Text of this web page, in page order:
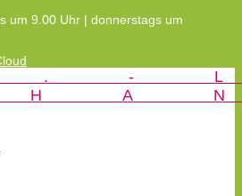
um 9.00 Uhr | donnerstags um